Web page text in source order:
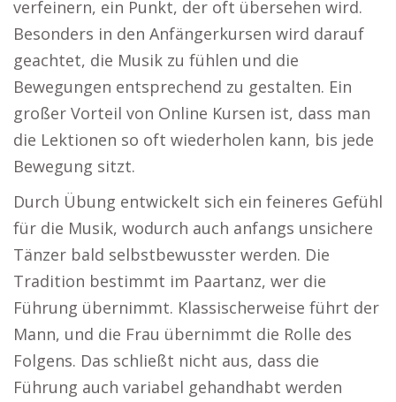
verfeinern, ein Punkt, der oft übersehen wird.
Besonders in den Anfängerkursen wird darauf
geachtet, die Musik zu fühlen und die
Bewegungen entsprechend zu gestalten. Ein
großer Vorteil von Online Kursen ist, dass man
die Lektionen so oft wiederholen kann, bis jede
Bewegung sitzt.
Durch Übung entwickelt sich ein feineres Gefühl
für die Musik, wodurch auch anfangs unsichere
Tänzer bald selbstbewusster werden. Die
Tradition bestimmt im Paartanz, wer die
Führung übernimmt. Klassischerweise führt der
Mann, und die Frau übernimmt die Rolle des
Folgens. Das schließt nicht aus, dass die
Führung auch variabel gehandhabt werden